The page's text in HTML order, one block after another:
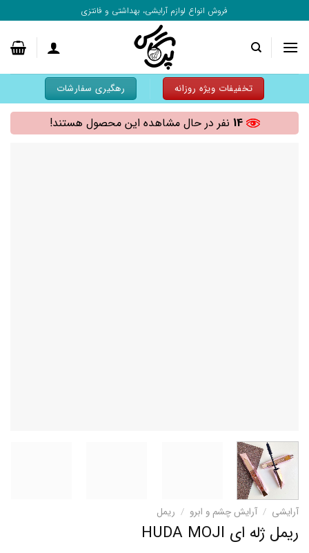
محتوا
بروید
فروش انواع لوازم آرایشی، بهداشتی و فانتزی
تخفیفات ویژه روزانه رهگیری سفارشات
14 نفر در حال مشاهده این محصول هستند!
آرایشی / آرایش چشم و ابرو / ریمل
ریمل ژله ای HUDA MOJI